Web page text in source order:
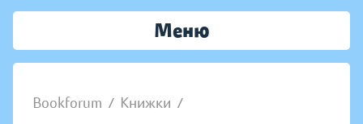
Меню
Bookforum / Книжки /